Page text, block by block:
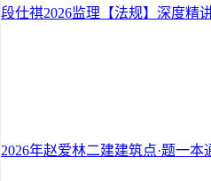
段仕祺2026监理【法规】深度精
2026年赵爱林二建建筑点·题一本